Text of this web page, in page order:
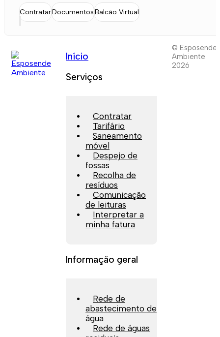
ContratarDocumentosBalcão Virtual
Início
Serviços
Contratar
Tarifário
Saneamento
móvel
Despejo de
fossas
Recolha de
resíduos
Comunicação
de leituras
Interpretar a
minha fatura
Informação geral
Rede de
abastecimento de
água
Rede de águas
© Esposende
Ambiente
2026